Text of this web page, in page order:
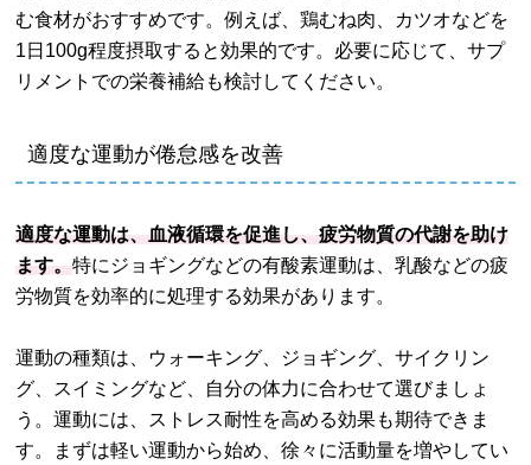
む食材がおすすめです。例えば、鶏むね肉、カツオなどを
1日100g程度摂取すると効果的です。必要に応じて、サプ
リメントでの栄養補給も検討してください。
適度な運動が倦怠感を改善
適度な運動は、血液循環を促進し、疲労物質の代謝を助け
ます。特にジョギングなどの有酸素運動は、乳酸などの疲
労物質を効率的に処理する効果があります。
運動の種類は、ウォーキング、ジョギング、サイクリン
グ、スイミングなど、自分の体力に合わせて選びましょ
う。運動には、ストレス耐性を高める効果も期待できま
す。まずは軽い運動から始め、徐々に活動量を増やしてい